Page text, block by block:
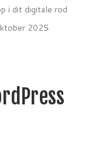
i dit digitale rod
2025